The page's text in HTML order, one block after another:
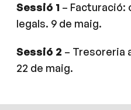
Sessió 1 – Facturació:
legals. 9 de maig.
Sessió 2 – Tresoreria
22 de maig.